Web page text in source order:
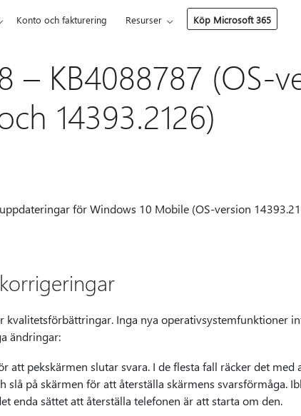
Konto och fakturering Resurser Köp Microsoft 365
– KB4088787 (OS-
14393.2126)
för Windows 10 Mobile (OS-version
kvalitetsförbättringar. Inga nya operativsystemfunktioner
ändringar:
att pekskärmen slutar svara. I de flesta fall räcker det med
slå på skärmen för att återställa skärmens svarsförmåga.
enda sättet att återställa telefonen är att starta om den.